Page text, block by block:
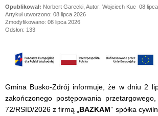
Norbert Garecki, Autor: Wojciech Kuc 08
Artykuł utworzono: 08 lipca 2026
Zmodyfikowano: 08 lipca 2026
Odsłon: 133
Gmina Busko-Zdrój informuje, że w dniu 2
zakończonego postępowania
72/RSID/2026 z firmą „ BAZKAM” spółka